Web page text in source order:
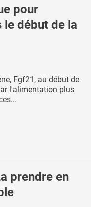
pour
le début de la
Fgf21, au début de
l'alimentation plus
prendre en